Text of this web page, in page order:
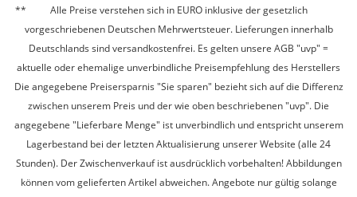
Alle Preise verstehen sich in EURO inklusive der gesetzlich
vorgeschriebenen Deutschen Mehrwertsteuer. Lieferungen innerhalb
Deutschlands sind versandkostenfrei. Es gelten unsere AGB "uvp" =
aktuelle oder ehemalige unverbindliche Preisempfehlung des Herstellers
Die angegebene Preisersparnis "Sie sparen" bezieht sich auf die Differenz
zwischen unserem Preis und der wie oben beschriebenen "uvp". Die
angegebene "Lieferbare Menge" ist unverbindlich und entspricht unserem
Lagerbestand bei der letzten Aktualisierung unserer Website (alle 24
Stunden). Der Zwischenverkauf ist ausdrücklich vorbehalten! Abbildungen
können vom gelieferten Artikel abweichen. Angebote nur gültig solange